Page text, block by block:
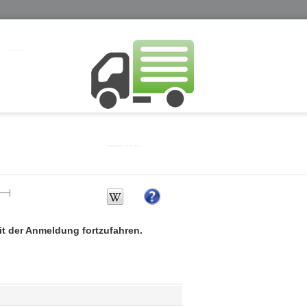
der Anmeldung fortzufahren.